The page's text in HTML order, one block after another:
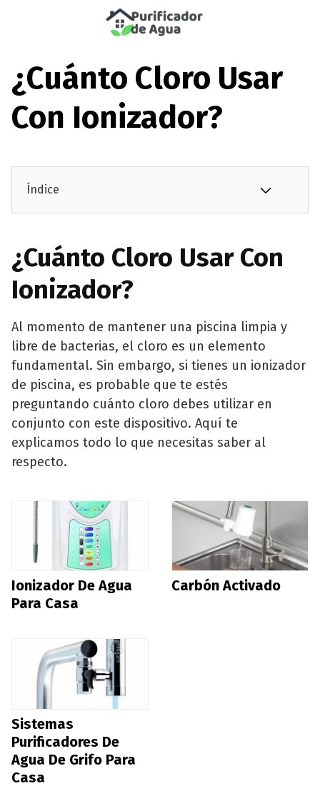
contenido
¿cuánto Cloro Usar
Con Ionizador?
Índice
¿Cuánto Cloro Usar Con
Ionizador?
Al momento de mantener una piscina limpia y
libre de bacterias, el cloro es un elemento
fundamental. Sin embargo, si tienes un ionizador
de piscina, es probable que te estés
preguntando cuánto cloro debes utilizar en
conjunto con este dispositivo. Aquí te
explicamos todo lo que necesitas saber al
respecto.
Ionizador De Agua
Para Casa
Carbón Activado
Sistemas
Purificadores De
Agua De Grifo Para
Casa